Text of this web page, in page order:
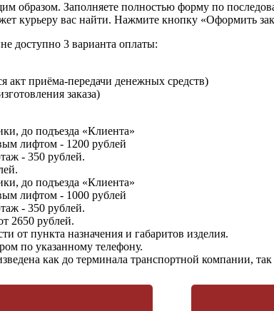
образом. Заполняете полностью форму по
курьеру вас найти. Нажмите кнопку «Оформить
доступно 3 варианта оплаты:
приёма-передачи денежных средств)
заказа)
до подъезда «Клиента»
лифтом - 1200 рублей
- 350 рублей.
до подъезда «Клиента»
лифтом - 1000 рублей
- 350 рублей.
2650 рублей.
от пункта назначения и габаритов изделия.
по указанному телефону.
как до терминала транспортной компании,